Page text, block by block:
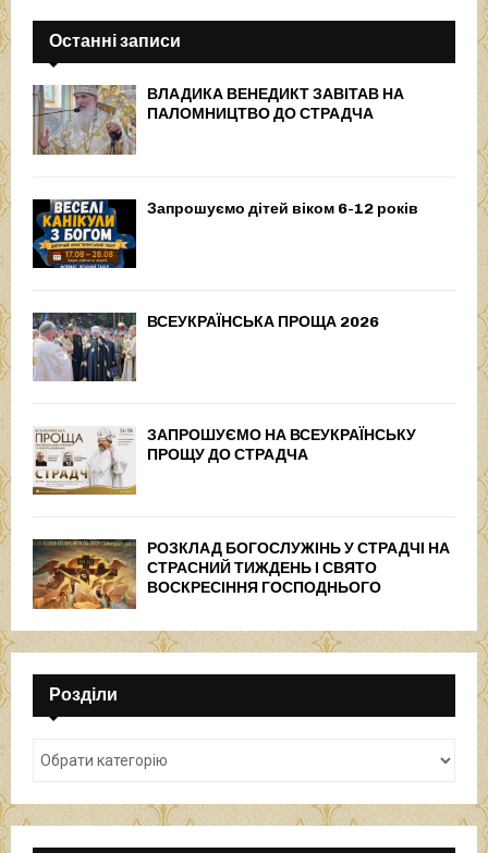
Останні записи
ВЛАДИКА ВЕНЕДИКТ ЗАВІТАВ НА
ПАЛОМНИЦТВО ДО СТРАДЧА
Запрошуємо дітей віком 6-12 років
ВСЕУКРАЇНСЬКА ПРОЩА 2026
ЗАПРОШУЄМО НА ВСЕУКРАЇНСЬКУ
ПРОЩУ ДО СТРАДЧА
РОЗКЛАД БОГОСЛУЖІНЬ У СТРАДЧІ НА
СТРАСНИЙ ТИЖДЕНЬ І СВЯТО
ВОСКРЕСІННЯ ГОСПОДНЬОГО
Розділи